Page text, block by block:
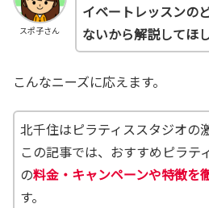
スポ子さん
イベートレッスンの
ないから解説してほ
こんなニーズに応えます。
北千住はピラティススタジオの
この記事では、おすすめピラテ
の料金・キャンペーンや特徴を
す。